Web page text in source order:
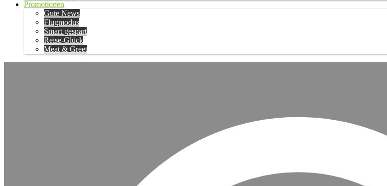
Promotionen
Gute News
Flugmodus
Smart gespart
Reise-Glück
Meat & Greet